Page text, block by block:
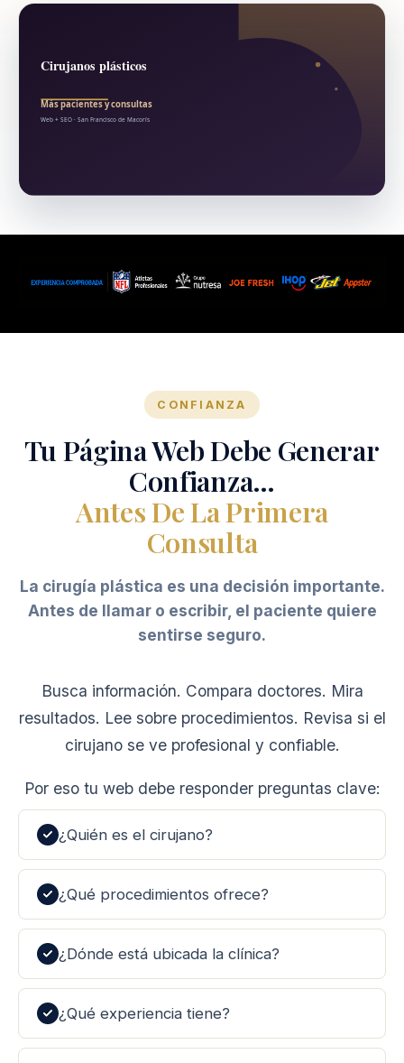
CONFIANZA
Tu Página Web Debe Generar
Confianza…
Antes De La Primera
Consulta
La cirugía plástica es una decisión importante.
Antes de llamar o escribir, el paciente quiere
sentirse seguro.
Busca información. Compara doctores. Mira
resultados. Lee sobre procedimientos. Revisa si el
cirujano se ve profesional y confiable.
Por eso tu web debe responder preguntas clave:
¿Quién es el cirujano?
¿Qué procedimientos ofrece?
¿Dónde está ubicada la clínica?
¿Qué experiencia tiene?